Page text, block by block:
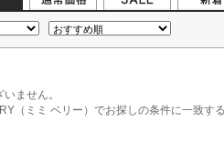
無料)
ません。
（ミミ ベリー）でお探しの条件に一致す